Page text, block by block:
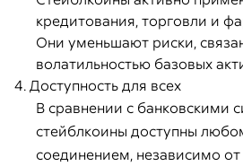
кредитования, торговли и
Они уменьшают риски,
волатильностью базовых
4. Доступность для всех
В сравнении с банковскими
стейблкоины доступны
соединением, независимо